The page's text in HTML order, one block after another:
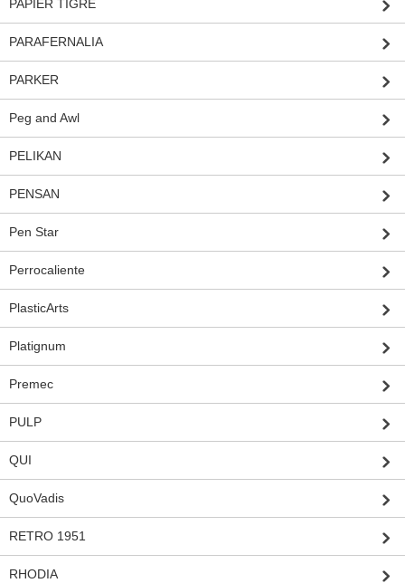
PAPIER TIGRE
PARAFERNALIA
PARKER
Peg and Awl
PELIKAN
PENSAN
Pen Star
Perrocaliente
PlasticArts
Platignum
Premec
PULP
QUI
QuoVadis
RETRO 1951
RHODIA